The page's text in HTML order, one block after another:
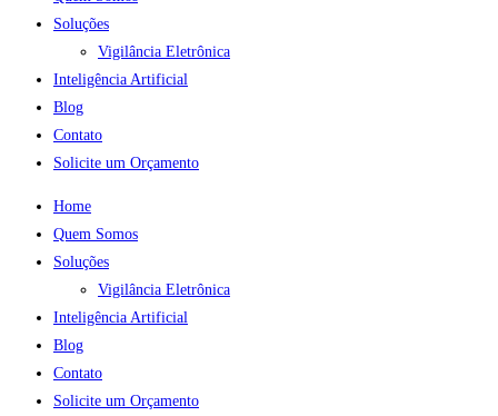
Soluções
Vigilância Eletrônica
Inteligência Artificial
Blog
Contato
Solicite um Orçamento
Home
Quem Somos
Soluções
Vigilância Eletrônica
Inteligência Artificial
Blog
Contato
Solicite um Orçamento